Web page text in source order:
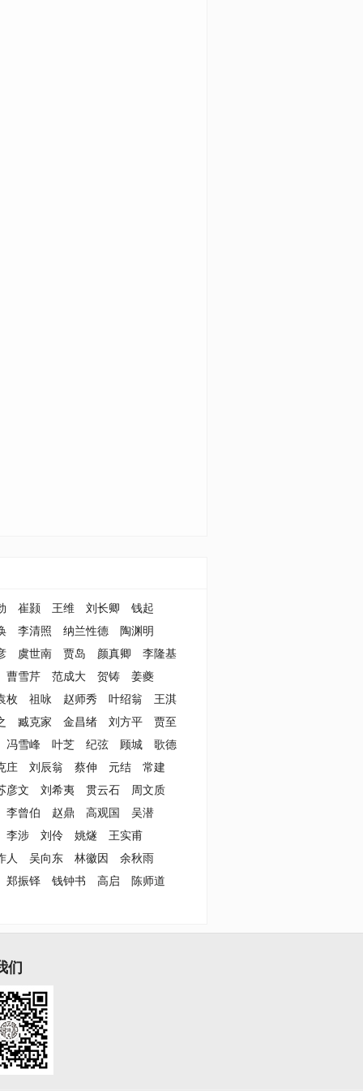
崔颢 王维 刘长卿
钱起
李清照 纳兰性德
陶渊明
虞世南 贾岛 颜真卿
李隆基
曹雪芹
范成大 贺铸
姜夔
枚
祖咏 赵师秀 叶绍翁
王淇
臧克家 金昌绪 刘方平
贾至
冯雪峰
叶芝 纪弦 顾城
歌德
庄
刘辰翁 蔡伸 元结
常建
彦文
刘希夷 贯云石
周文质
李曾伯
赵鼎 高观国
吴潜
李涉
刘伶 姚燧
王实甫
人
吴向东 林徽因
余秋雨
郑振铎
钱钟书 高启 陈师道
们